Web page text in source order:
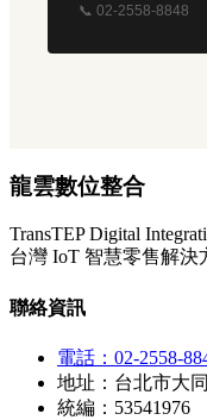
📞 02-2558-8848
龍雲數位整合
TransTEP Digital
台灣 IoT 智慧零售解決
聯絡資訊
電話：02-2558-
地址：台北市大
統編：53541976